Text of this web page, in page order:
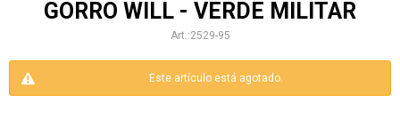
GORRO WILL - VERDE MILITAR
2529-95
Este artículo está agotado.